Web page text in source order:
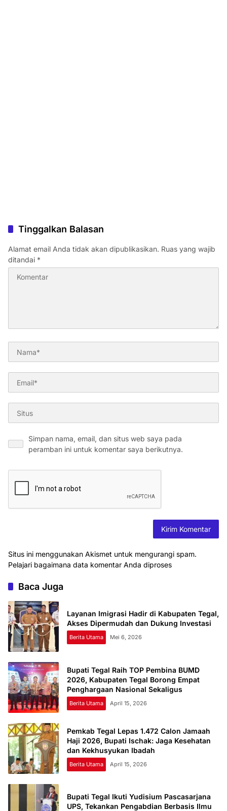
Tinggalkan Balasan
Alamat email Anda tidak akan dipublikasikan. Ruas yang wajib
ditandai *
Simpan nama, email, dan situs web saya pada
peramban ini untuk komentar saya berikutnya.
Situs ini menggunakan Akismet untuk mengurangi spam.
Pelajari bagaimana data komentar Anda diproses
Baca Juga
Layanan Imigrasi Hadir di Kabupaten Tegal,
Akses Dipermudah dan Dukung Investasi
Berita Utama Mei 6, 2026
Bupati Tegal Raih TOP Pembina BUMD
2026, Kabupaten Tegal Borong Empat
Penghargaan Nasional Sekaligus
Berita Utama April 15, 2026
Pemkab Tegal Lepas 1.472 Calon Jamaah
Haji 2026, Bupati Ischak: Jaga Kesehatan
dan Kekhusyukan Ibadah
Berita Utama April 15, 2026
Bupati Tegal Ikuti Yudisium Pascasarjana
UPS, Tekankan Pengabdian Berbasis Ilmu